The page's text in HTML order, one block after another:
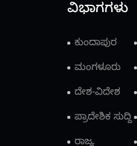
ವಿಭಾಗಗಳು
ಕುಂದಾಪುರ
ಮಂಗಳೂರು
ದೇಶ-ವಿದೇಶ
ಪ್ರಾದೇಶಿಕ ಸುದ್ದಿ
ರಾಜ್ಯ